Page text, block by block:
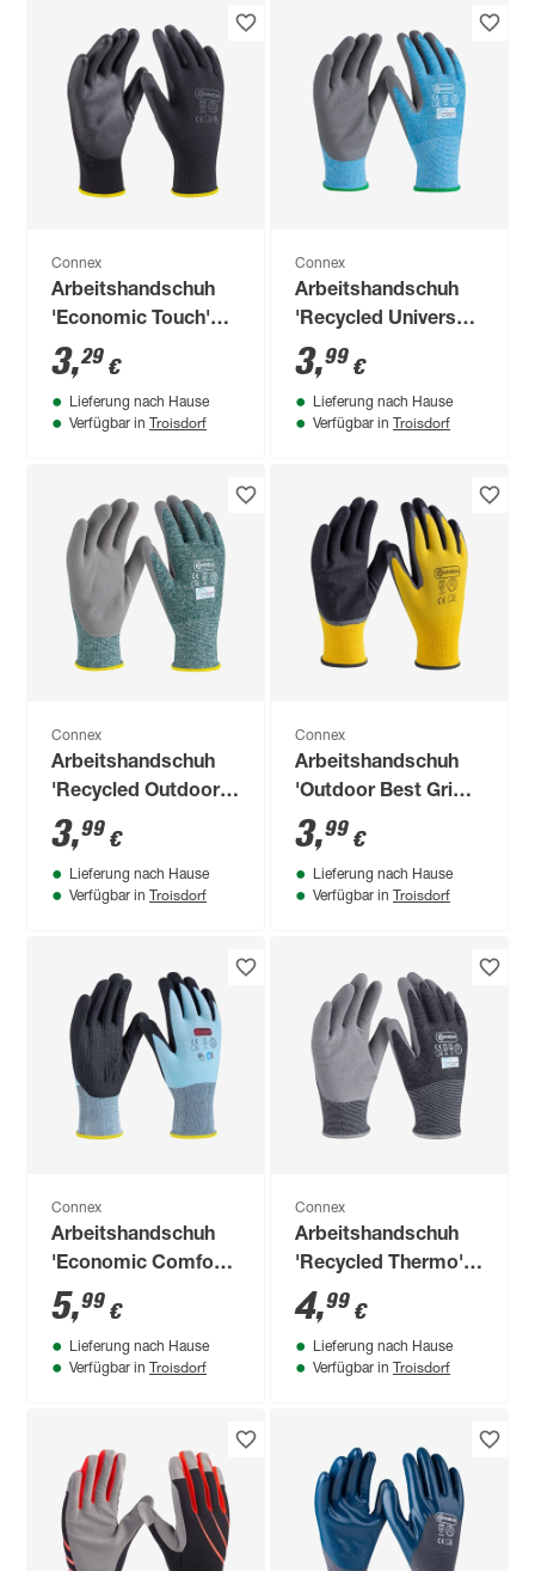
Connex
Arbeitshandschuh
'Economic Touch'
schwarz Größe
10/XL
3,29 €
Lieferung nach Hause
Verfügbar in Troisdorf
Connex
Arbeitshandschuh
'Recycled Universal'
blau/grau Größe 8/M
3,99 €
Lieferung nach Hause
Verfügbar in Troisdorf
Connex
Arbeitshandschuh
'Recycled Outdoor'
grün/weiß/grau
Größe 10/XL
3,99 €
Lieferung nach Hause
Verfügbar in Troisdorf
Connex
Arbeitshandschuh
'Outdoor Best Grip'
gelb/grau/schwarz
Größe 11/XXL
3,99 €
Lieferung nach Hause
Verfügbar in Troisdorf
Connex
Arbeitshandschuh
'Economic Comfort
Cool&Touch'
blau/weiß/schwarz
Größe 10/XL
5,99 €
Lieferung nach Hause
Verfügbar in Troisdorf
Connex
Arbeitshandschuh
'Recycled Thermo'
schwarz/weiß/grau
Größe 10/XL
4,99 €
Lieferung nach Hause
Verfügbar in Troisdorf